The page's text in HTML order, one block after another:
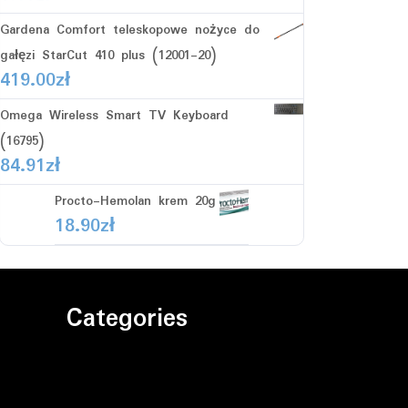
Gardena Comfort teleskopowe nożyce do
gałęzi StarCut 410 plus (12001-20)
419.00zł
Omega Wireless Smart TV Keyboard
(16795)
84.91zł
Procto-Hemolan krem 20g
18.90zł
Categories